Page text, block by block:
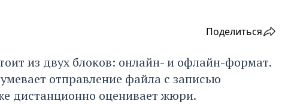
Поделиться
из двух блоков: онлайн- и офлайн-формат.
отправление файла с записью
дистанционно оценивает жюри.